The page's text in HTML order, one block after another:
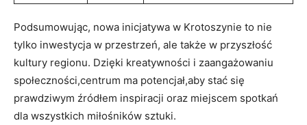
Podsumowując, nowa inicjatywa w Krotoszynie to nie
tylko inwestycja w przestrzeń, ale także w przyszłość
kultury regionu. Dzięki kreatywności i zaangażowaniu
społeczności,centrum ma potencjał,aby stać się
prawdziwym źródłem inspiracji oraz miejscem spotkań
dla wszystkich miłośników sztuki.